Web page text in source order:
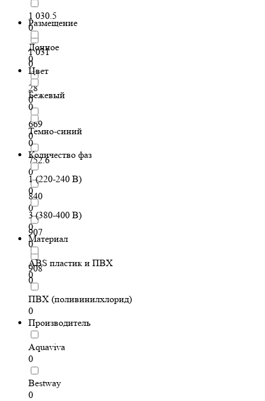
1 030.5
0
1 031
0
28
0
669
0
752.6
0
840
0
907
0
908
0
Размещение
Донное
0
Цвет
Бежевый
0
Темно-синий
0
Количество фаз
1 (220-240 В)
0
3 (380-400 В)
0
Материал
ABS пластик и ПВХ
0
ПВХ (поливинилхлорид)
0
Производитель
Aquaviva
0
Bestway
0